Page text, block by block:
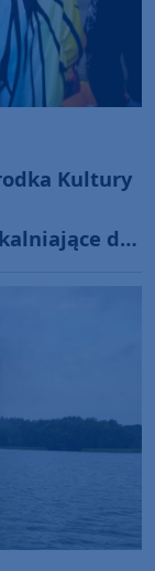
Kultury
dla